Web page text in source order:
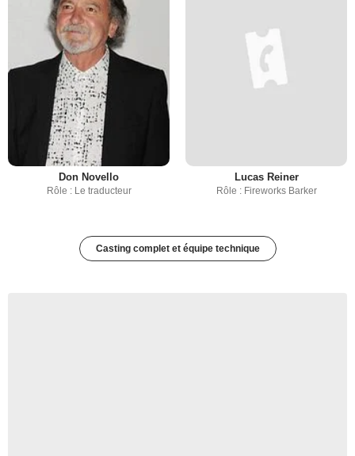
Don Novello
Rôle : Le traducteur
Lucas Reiner
Rôle : Fireworks Barker
Casting complet et équipe technique